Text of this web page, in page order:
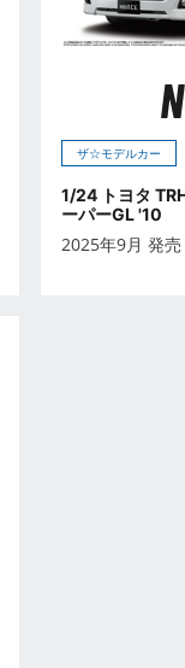
ザ☆モデルカー
1/24 トヨタ
ーパーGL '10
2025年9月 発売